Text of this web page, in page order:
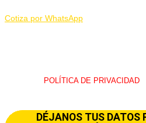
Cotiza por WhatsApp
POLÍTICA DE PRIVACIDAD